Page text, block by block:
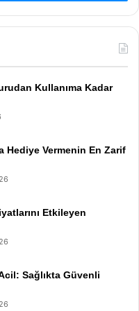
Kullanıma Kadar
Hediye Vermenin En Zarif
Etkileyen
Sağlıkta Güvenli